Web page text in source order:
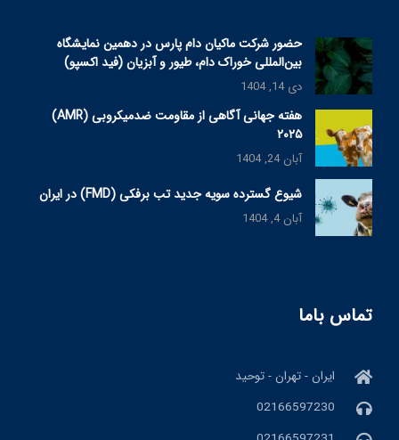
حضور شرکت ماکیان دام پارس در دهمین نمایشگاه
بین‌المللی خوراک دام، طیور و آبزیان (فید اکسپو)
دی 14, 1404
هفته جهانی آگاهی از مقاومت ضدمیکروبی (AMR)
۲۰۲۵
آبان 24, 1404
شیوع گسترده سویه جدید تب برفکی (FMD) در ایران
آبان 4, 1404
تماس باما
ایران - تهران - توحید
02166597230